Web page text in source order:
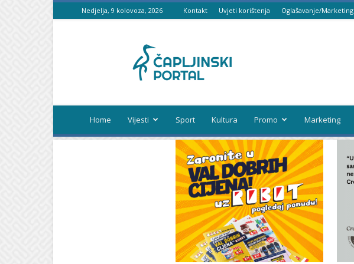
Nedjelja, 9 kolovoza, 2026 Kontakt Uvjeti korištenja Oglašavanje/Marketing
portal
Home Vijesti Sport Kultura Promo Marketing